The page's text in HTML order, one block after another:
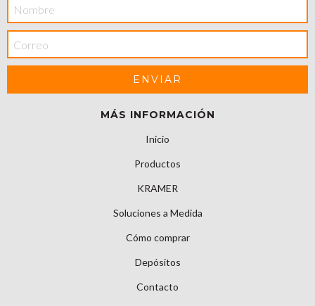
MÁS INFORMACIÓN
Inicio
Productos
KRAMER
Soluciones a Medida
Cómo comprar
Depósitos
Contacto